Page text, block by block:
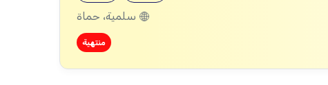
سلمية، حماة
منتهية